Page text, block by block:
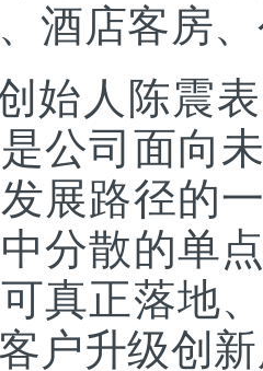
酒店客房
始人陈震
公司面向
展路径的
分散的单
真正落地
户升级创